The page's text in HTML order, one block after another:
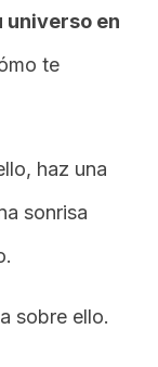
universo en
te
haz una
sonrisa
sobre ello.